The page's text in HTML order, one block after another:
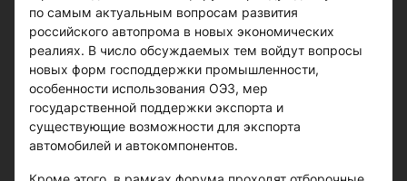
по самым актуальным вопросам развития
российского автопрома в новых экономических
реалиях. В число обсуждаемых тем войдут вопросы
новых форм господдержки промышленности,
особенности использования ОЭЗ, мер
государственной поддержки экспорта и
существующие возможности для экспорта
автомобилей и автокомпонентов.